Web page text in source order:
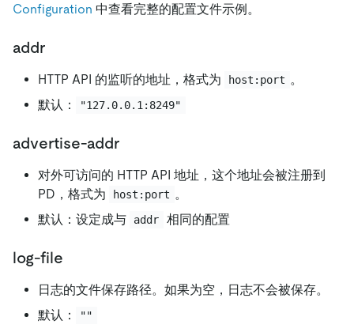
Configuration 中查看完整的配置文件示例。
addr
HTTP API 的监听的地址，格式为 host:port 。
默认：
"127.0.0.1:8249"
advertise-addr
对外可访问的 HTTP API 地址，这个地址会被注册到
PD，格式为
host:port 。
默认：设定成与
addr 相同的配置
log-file
日志的文件保存路径。如果为空，日志不会被保存。
默认：
""